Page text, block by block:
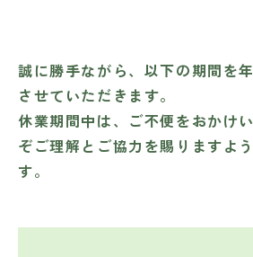
誠に勝手ながら、以下の期間を
させていただきます。
休業期間中は、ご不便をおかけ
ぞご理解とご協力を賜りますよ
す。